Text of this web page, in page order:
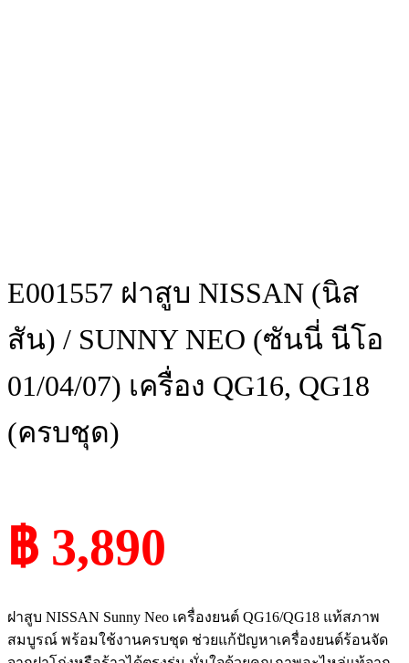
E001557 ฝาสูบ NISSAN (นิส
สัน) / SUNNY NEO (ซันนี่ นีโอ
01/04/07) เครื่อง QG16, QG18
(ครบชุด)
฿ 3,890
ฝาสูบ NISSAN Sunny Neo เครื่องยนต์ QG16/QG18 แท้สภาพ
สมบูรณ์ พร้อมใช้งานครบชุด ช่วยแก้ปัญหาเครื่องยนต์ร้อนจัด